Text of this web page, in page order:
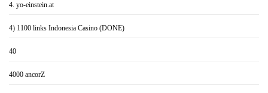
4. yo-einstein.at
4) 1100 links Indonesia Casino (DONE)
40
4000 ancorZ